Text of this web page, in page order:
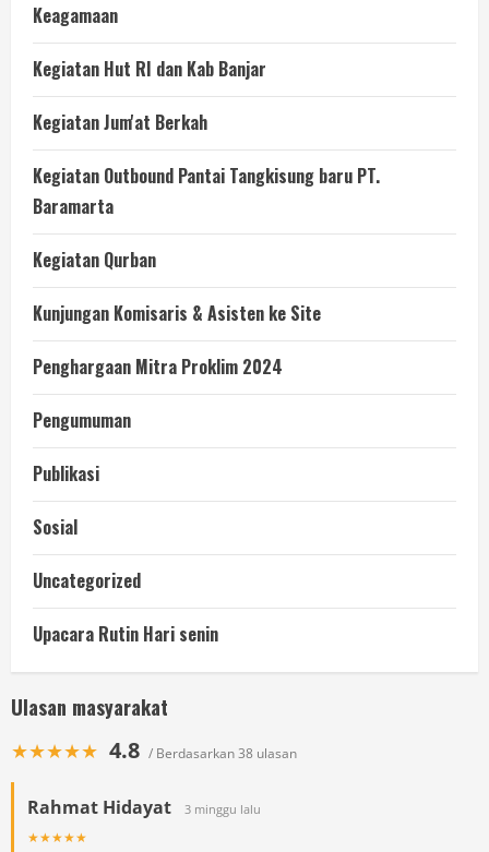
Keagamaan
Kegiatan Hut RI dan Kab Banjar
Kegiatan Jum'at Berkah
Kegiatan Outbound Pantai Tangkisung baru PT.
Baramarta
Kegiatan Qurban
Kunjungan Komisaris & Asisten ke Site
Penghargaan Mitra Proklim 2024
Pengumuman
Publikasi
Sosial
Uncategorized
Upacara Rutin Hari senin
Ulasan masyarakat
★★★★★ 4.8 / Berdasarkan 38 ulasan
Rahmat Hidayat 3 minggu lalu
★★★★★